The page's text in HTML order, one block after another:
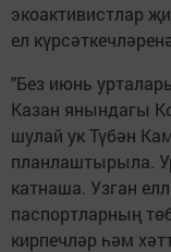
экоактивистлар
ел
"Без июнь
Казан янындагы
шулай ук Түбән
планлаштырыла.
катнаша. Узган
паспортларның
кирпечләр һәм